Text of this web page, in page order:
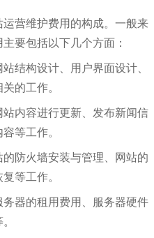
营维护费用的构成。一般来
要包括以下几个方面：
结构设计、用户界面设计、
的工作。
站内容进行更新、发布新闻信
等工作。
防火墙安装与管理、网站的
等工作。
器的租用费用、服务器硬件